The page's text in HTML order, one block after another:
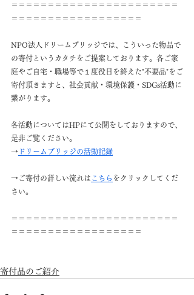
＝＝＝＝＝＝＝＝＝＝＝＝＝＝＝＝＝＝＝＝＝＝＝
＝＝＝＝＝＝＝＝＝＝＝＝＝＝＝＝＝＝
NPO法人ドリームブリッジでは、こういった物品で
の寄付というカタチをご提案しております。各ご家
庭やご自宅・職場等で１度役目を終えた"不要品"をご
寄付頂きますと、社会貢献・環境保護・SDGs活動に
繋がります。
各活動についてはHPにて公開をしておりますので、
是非ご覧ください。
→ ドリームブリッジの活動記録
→ご寄付の詳しい流れは こちら をクリックしてくだ
さい。
＝＝＝＝＝＝＝＝＝＝＝＝＝＝＝＝＝＝＝＝＝＝＝
＝＝＝＝＝＝＝＝＝＝＝＝＝＝＝＝＝＝
寄付品のご紹介